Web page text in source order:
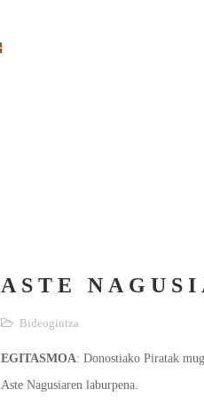
ASTE
Bideogintza
EGITASMOA: Donostiako Piratak
Aste Nagusiaren laburpena.